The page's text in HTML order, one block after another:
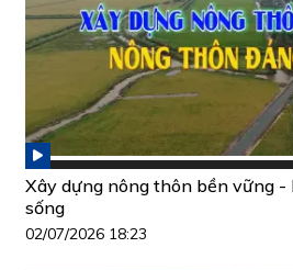
Xây dựng nông thôn bền vững
sống
02/07/2026 18:23